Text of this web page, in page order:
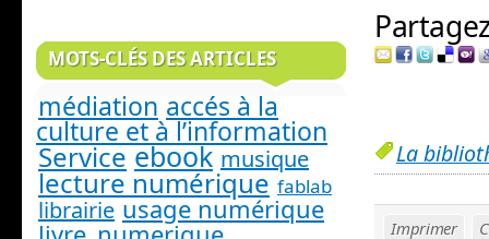
La
Imprimer
MOTS-CLÉS DES ARTICLES
médiation accés à la
culture et à l’information
Service ebook musique
lecture numérique fablab
librairie usage numérique